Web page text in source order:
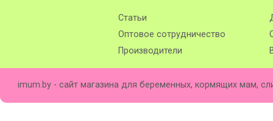
Статьи
Оптовое сотрудничество
Производители
imum.by - сайт магазина для беременных, кормящих мам,